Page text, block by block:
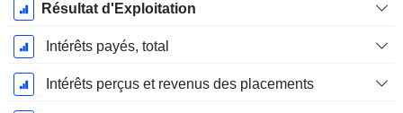
Résultat d'Exploitation
Intérêts payés, total
Intérêts perçus et revenus des placements